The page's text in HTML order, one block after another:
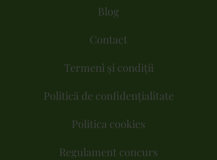
Blog
Contact
Termeni și condiții
Politică de confidențialitate
Politica cookies
Regulament concurs